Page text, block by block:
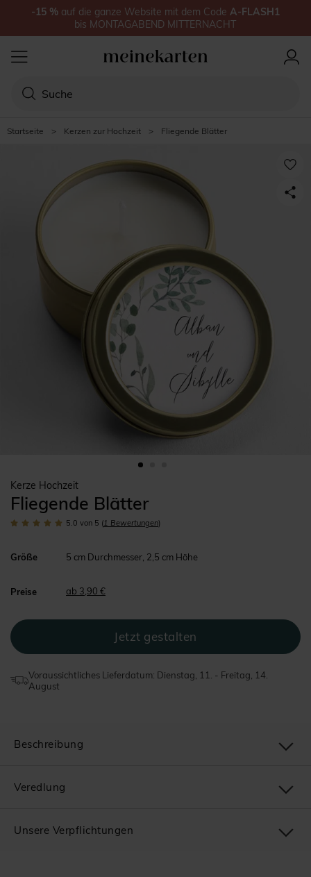
Startseite > Kerzen zur Hochzeit > Fliegende Blätter
Kerze Hochzeit
Fliegende Blätter
5.0 von 5 (1 Bewertungen)
Größe 5 cm Durchmesser, 2,5 cm Höhe
Preise ab 3,90 €
Voraussichtliches Lieferdatum: Dienstag, 11. - Freitag, 14.
August
Beschreibung
Veredlung
Unsere Verpflichtungen
-15 % auf die ganze Website mit dem Code A-FLASH1
bis MONTAGABEND MITTERNACHT